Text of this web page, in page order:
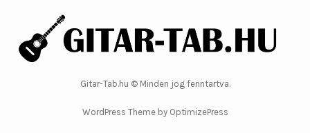
Gitar-Tab.hu © Minden jog fenntartva.
WordPress Theme by OptimizePress